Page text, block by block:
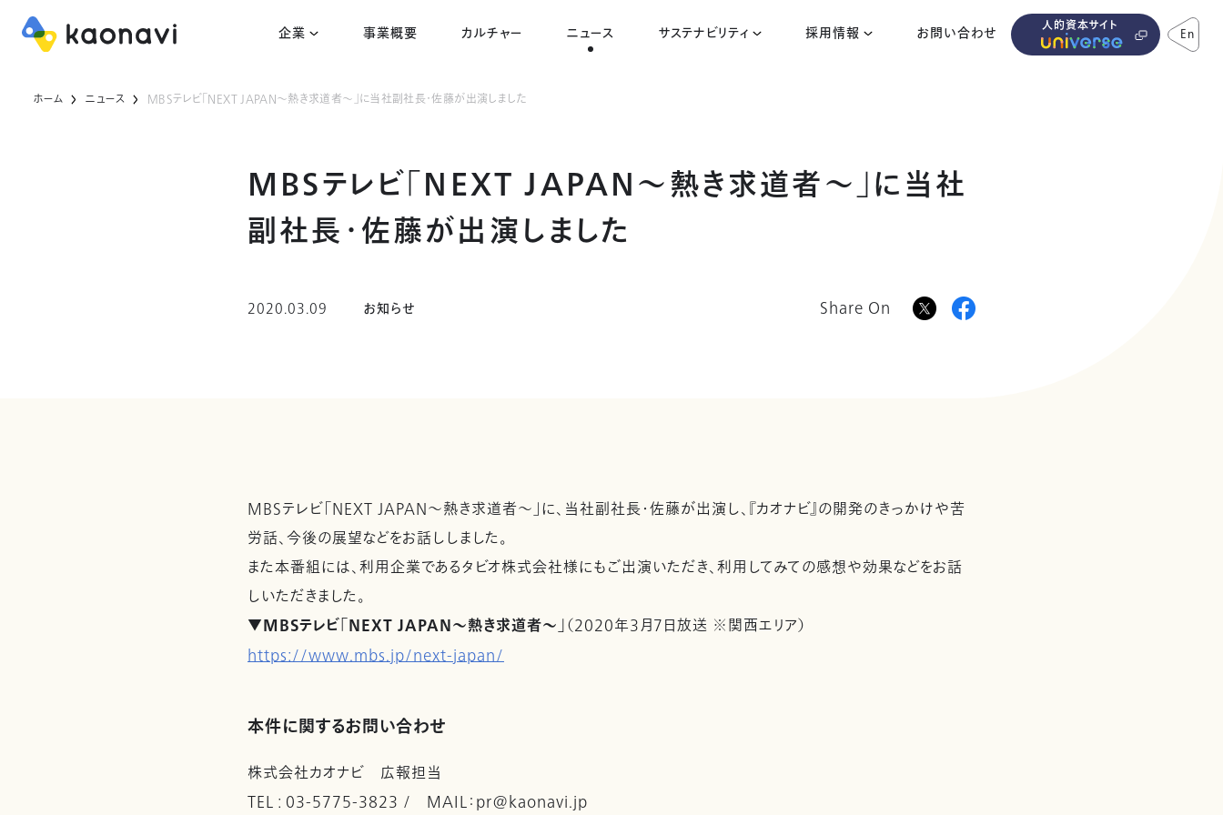
企業 事業概要 カルチャー ニュース サステナビリティ 採用情報 お問い合わせ 人的資本サイト En
ホーム ニュース MBSテレビ「NEXT JAPAN～熱き求道者～」に当社副社長・佐藤が出演しました
MBSテレビ「NEXT JAPAN～熱き求道者～」に当社
副社長・佐藤が出演しました
2020.03.09 お知らせ Share On
MBSテレビ「NEXT JAPAN～熱き求道者～」に、当社副社長・佐藤が出演し、『カオナビ』の開発のきっかけや苦
労話、今後の展望などをお話ししました。
また本番組には、利用企業であるタビオ株式会社様にもご出演いただき、利用してみての感想や効果などをお話
しいただきました。
▼MBSテレビ「NEXT JAPAN～熱き求道者～」（2020年3月7日放送 ※関西エリア）
https://www.mbs.jp/next-japan/
本件に関するお問い合わせ
株式会社カオナビ 広報担当
TEL : 03-5775-3823 / MAIL：pr@kaonavi.jp